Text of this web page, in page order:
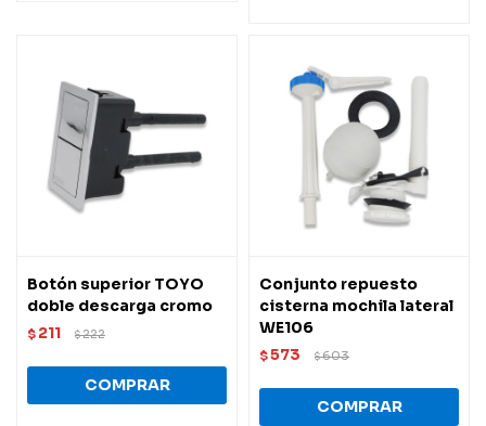
Botón superior TOYO
doble descarga cromo
$ 211 $222
Conjunto repuesto
cisterna mochila lateral
WE106
$573 $603